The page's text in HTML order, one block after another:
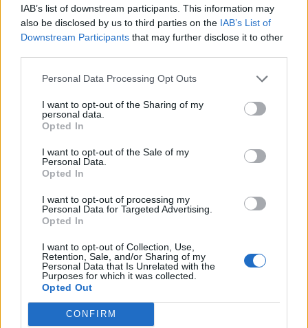
IAB’s list of downstream participants. This information may
also be disclosed by us to third parties on the IAB’s List of
Downstream Participants that may further disclose it to other
Personal Data Processing Opt Outs
I want to opt-out of the Sharing of my
personal data.
Opted In
I want to opt-out of the Sale of my
Personal Data.
Opted In
I want to opt-out of processing my
Personal Data for Targeted Advertising.
Opted In
I want to opt-out of Collection, Use,
Retention, Sale, and/or Sharing of my
Personal Data that Is Unrelated with the
Purposes for which it was collected.
Opted Out
CONFIRM